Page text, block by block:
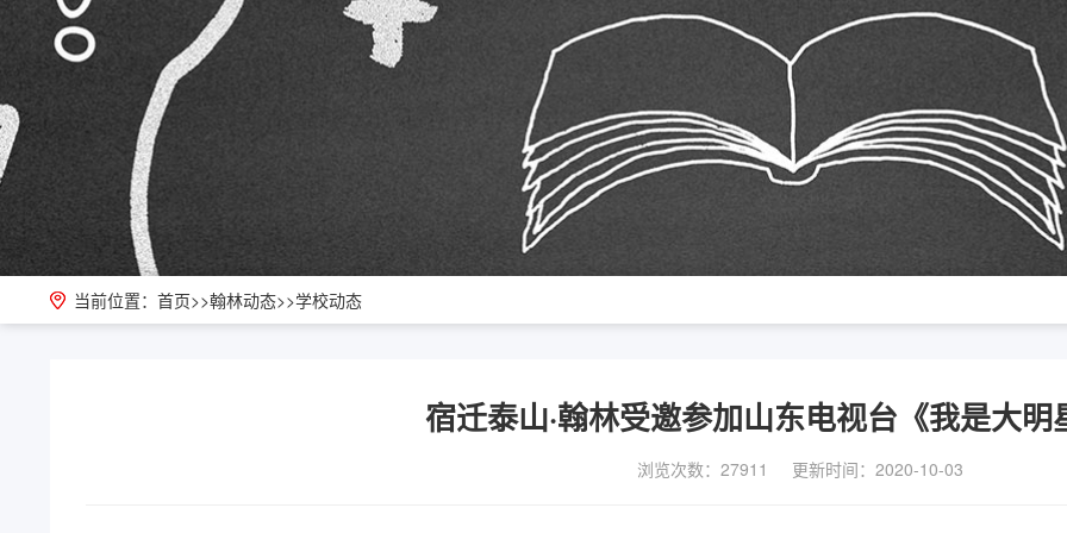
当前位置： 首页>>翰林动态>>学校动态
宿迁泰山·翰林受邀参加山东电视台《我是大明
浏览次数：27911 更新时间：2020-10-03